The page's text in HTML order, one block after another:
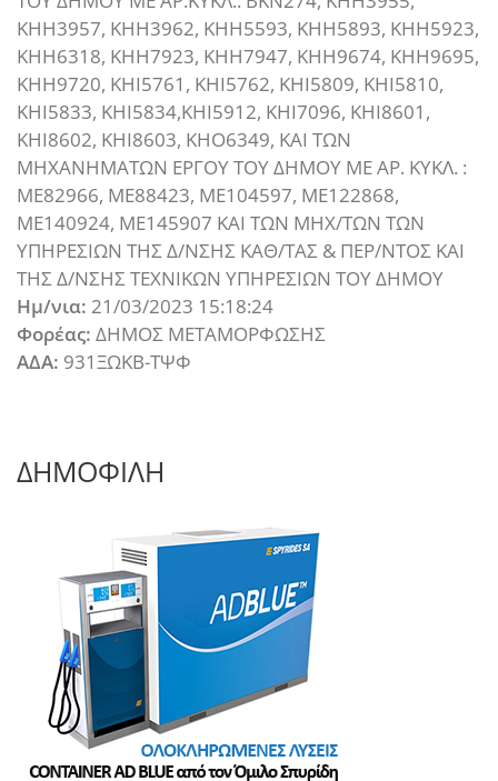
ΚΗΗ3957, ΚΗΗ3962, ΚΗΗ5593, ΚΗΗ5893, ΚΗΗ5923,
ΚΗΗ6318, ΚΗΗ7923, ΚΗΗ7947, ΚΗΗ9674, ΚΗΗ9695,
ΚΗΗ9720, ΚΗΙ5761, ΚΗΙ5762, ΚΗΙ5809, ΚΗΙ5810,
ΚΗΙ5833, ΚΗΙ5834,ΚΗΙ5912, ΚΗΙ7096, ΚΗΙ8601,
ΚΗΙ8602, ΚΗΙ8603, ΚΗΟ6349, ΚΑΙ ΤΩΝ
ΜΗΧΑΝΗΜΑΤΩΝ ΕΡΓΟΥ ΤΟΥ ΔΗΜΟΥ ΜΕ ΑΡ. ΚΥΚΛ. :
ΜΕ82966, ΜΕ88423, ΜΕ104597, ΜΕ122868,
ΜΕ140924, ΜΕ145907 ΚΑΙ ΤΩΝ ΜΗΧ/ΤΩΝ ΤΩΝ
ΥΠΗΡΕΣΙΩΝ ΤΗΣ Δ/ΝΣΗΣ ΚΑΘ/ΤΑΣ & ΠΕΡ/ΝΤΟΣ ΚΑΙ
ΤΗΣ Δ/ΝΣΗΣ ΤΕΧΝΙΚΩΝ ΥΠΗΡΕΣΙΩΝ ΤΟΥ ΔΗΜΟΥ
Ημ/νια: 21/03/2023 15:18:24
Φορέας: ΔΗΜΟΣ ΜΕΤΑΜΟΡΦΩΣΗΣ
ΑΔΑ: 931ΞΩΚΒ-ΤΨΦ
ΔΗΜΟΦΙΛΗ